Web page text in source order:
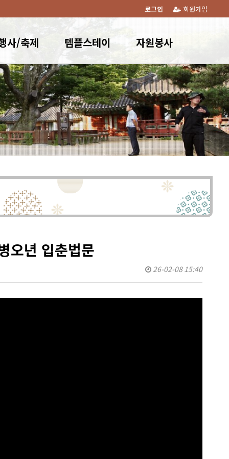
회원가입
로그인
사/축제 템플스테이 자원봉사
오년 입춘법문
26-02-08 15:40